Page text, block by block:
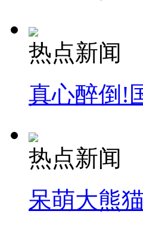
热点新闻
真心醉倒!
热点新闻
呆萌大熊